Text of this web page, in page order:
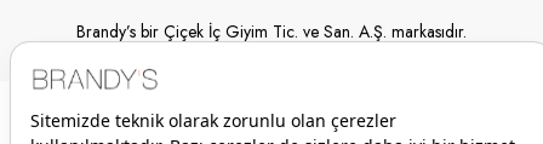
Brandy’s bir Çiçek İç Giyim Tic. ve San. A.Ş. markasıdır.
© 2026 Brandy’s | Her hakkı saklıdır.